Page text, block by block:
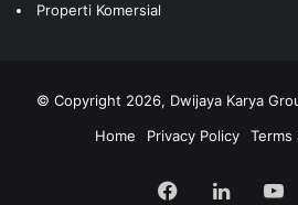
Properti Komersial
© Copyright 2026, Dwijaya Karya
Home
Privacy Policy Terms
Facebook
LinkedIn